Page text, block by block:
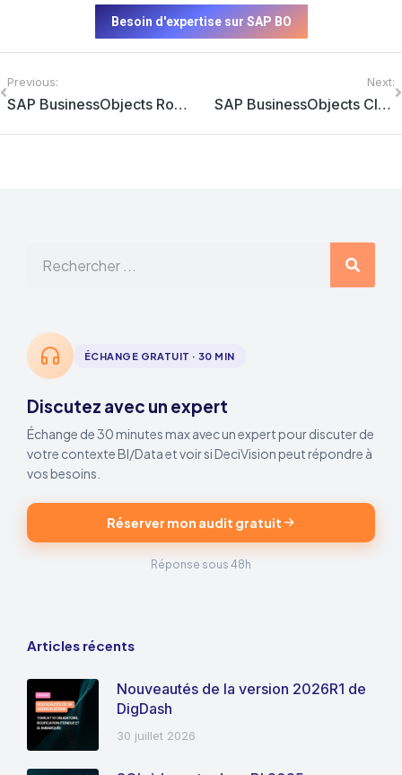
Besoin d'expertise sur SAP BO
Previous:
SAP BusinessObjects Roambi : L’analyse décisionnelle au bout des doigts
Next:
SAP BusinessObjects Cloud : présentation, fonctionnalités…
ÉCHANGE GRATUIT · 30 MIN
Discutez avec un expert
Échange de 30 minutes max avec un expert pour discuter de
votre contexte BI/Data et voir si DeciVision peut répondre à
vos besoins.
Réserver mon audit gratuit
Réponse sous 48h
Articles récents
Nouveautés de la version 2026R1 de
DigDash
30 juillet 2026